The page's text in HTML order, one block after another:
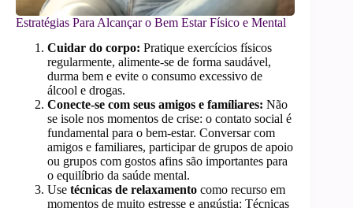
Estratégias Para Alcançar o Bem Estar Físico e Mental
Cuidar do corpo: Pratique exercícios físicos
regularmente, alimente-se de forma saudável,
durma bem e evite o consumo excessivo de
álcool e drogas.
Conecte-se com seus amigos e famíliares: Não
se isole nos momentos de crise: o contato social é
fundamental para o bem-estar. Conversar com
amigos e familiares, participar de grupos de apoio
ou grupos com gostos afins são importantes para
o equilíbrio da saúde mental.
Use técnicas de relaxamento como recurso em
momentos de muito estresse e angústia: Técnicas